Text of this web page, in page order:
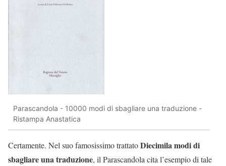
Parascandola - 10000 modi di sbagliare una traduzione -
Ristampa Anastatica
Certamente. Nel suo famosissimo trattatoDiecimila modi di
sbagliare una traduzione, il Parascandola cita l’esempio di tale